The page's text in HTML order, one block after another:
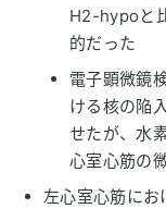
H2-hypoと
的だった
電子顕微鏡
ける核の陥
せたが、水
心室心筋の
左心室心筋に